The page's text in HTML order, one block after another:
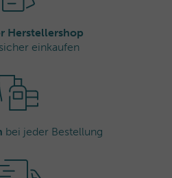
Herstellershop
einkaufen
bei jeder Bestellung